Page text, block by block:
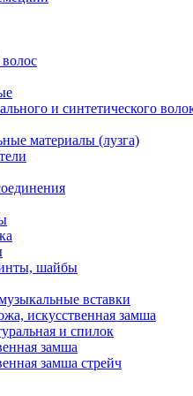
и синтетического
материалы (лузга)
шайбы
вставки
искусственная замша
и спилок
замша
замша стрейч